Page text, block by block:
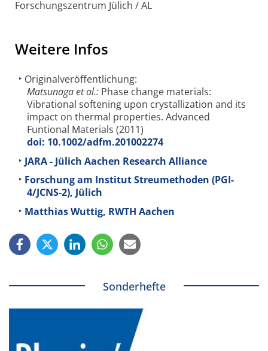
Forschungszentrum Jülich / AL
Weitere Infos
Originalveröffentlichung:
Matsunaga et al.: Phase change materials:
Vibrational softening upon crystallization and its
impact on thermal properties. Advanced
Funtional Materials (2011)
doi: 10.1002/adfm.201002274
JARA - Jülich Aachen Research Alliance
Forschung am Institut Streumethoden (PGI-
4/JCNS-2), Jülich
Matthias Wuttig, RWTH Aachen
Sonderhefte